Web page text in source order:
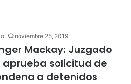
noviembre 25, 2019
Mackay: Juzgado
solicitud de
a detenidos